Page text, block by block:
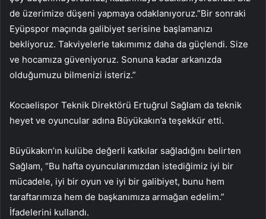
de üzerimize düşeni yapmaya odaklanıyoruz.”Bir sonraki
Eyüpspor maçında galibiyet serisine başlamanızı
bekliyoruz. Takviyelerle takımımız daha da güçlendi. Size
ve hocamıza güveniyoruz. Sonuna kadar arkanızda
olduğumuzu bilmenizi isteriz.”
Kocaelispor Teknik Direktörü Ertuğrul Sağlam da teknik
heyet ve oyuncular adına Büyükakın’a teşekkür etti.
Büyükakın’ın kulübe değerli katkılar sağladığını belirten
Sağlam, “Bu hafta oyuncularımızdan istediğimiz iyi bir
mücadele, iyi bir oyun ve iyi bir galibiyet, bunu hem
taraftarımıza hem de başkanımıza armağan edelim.”
İfadelerini kullandı.